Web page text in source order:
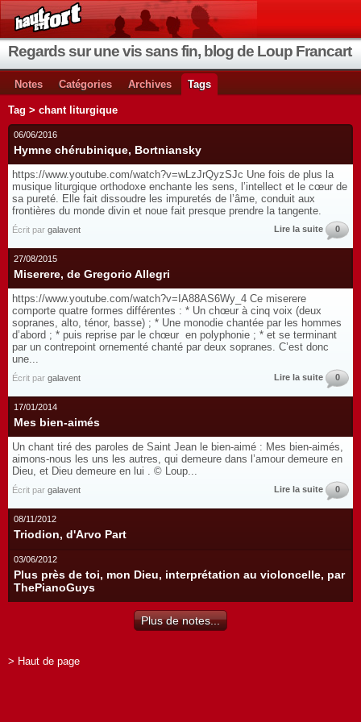
Regards sur une vis sans fin, blog de Loup Francart
Notes Catégories Archives Tags
Tag > chant liturgique
06/06/2016
Hymne chérubinique, Bortniansky
https://www.youtube.com/watch?v=wLzJrQyzSJc Une fois de plus la
musique liturgique orthodoxe enchante les sens, l’intellect et le cœur de
sa pureté. Elle fait dissoudre les impuretés de l’âme, conduit aux
frontières du monde divin et noue fait presque prendre la tangente.
Écrit par galavent Lire la suite 0
27/08/2015
Miserere, de Gregorio Allegri
https://www.youtube.com/watch?v=IA88AS6Wy_4 Ce miserere
comporte quatre formes différentes : * Un chœur à cinq voix (deux
sopranes, alto, ténor, basse) ; * Une monodie chantée par les hommes
d’abord ; * puis reprise par le chœur en polyphonie ; * et se terminant
par un contrepoint ornementé chanté par deux sopranes. C’est donc
une...
Écrit par galavent Lire la suite 0
17/01/2014
Mes bien-aimés
Un chant tiré des paroles de Saint Jean le bien-aimé : Mes bien-aimés,
aimons-nous les uns les autres, qui demeure dans l’amour demeure en
Dieu, et Dieu demeure en lui . © Loup...
Écrit par galavent Lire la suite 0
08/11/2012
Triodion, d'Arvo Part
03/06/2012
Plus près de toi, mon Dieu, interprétation au violoncelle, par
ThePianoGuys
Plus de notes...
> Haut de page